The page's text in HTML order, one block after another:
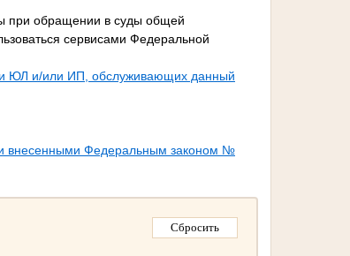
при обращении в суды общей
сервисами Федеральной
ЮЛ и/или ИП, обслуживающих данный
внесенными Федеральным законом №